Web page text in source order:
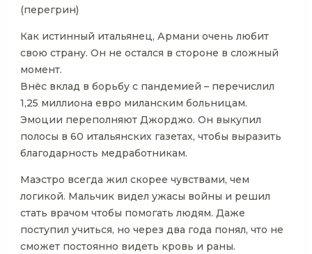
(перегрин)
Как истинный итальянец, Армани очень любит
свою страну. Он не остался в стороне в сложный
момент.
Внёс вклад в борьбу с пандемией – перечислил
1,25 миллиона евро миланским больницам.
Эмоции переполняют Джорджо. Он выкупил
полосы в 60 итальянских газетах, чтобы выразить
благодарность медработникам.
Маэстро всегда жил скорее чувствами, чем
логикой. Мальчик видел ужасы войны и решил
стать врачом чтобы помогать людям. Даже
поступил учиться, но через два года понял, что не
сможет постоянно видеть кровь и раны.